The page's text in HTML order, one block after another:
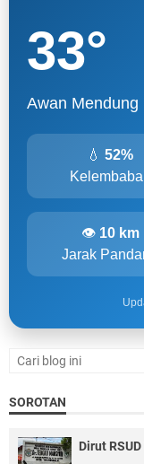
33°
Awan Mendung
💧52%
👁 10 km
Jarak
SOROTAN
Dirut